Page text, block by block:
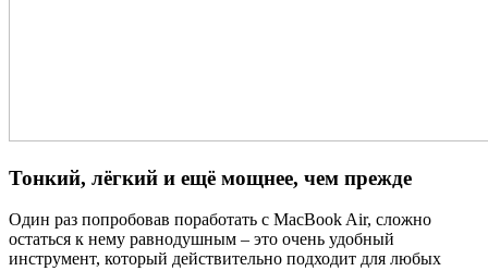
Тонкий, лёгкий и ещё мощнее, чем прежде
Один раз попробовав поработать с MacBook Air, сложно
остаться к нему равнодушным – это очень удобный
инструмент, который действительно подходит для любых